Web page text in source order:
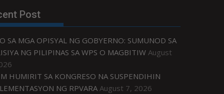
Post
SA MGA OPISYAL NG GOBYERNO: SUMUNOD SA
NG PILIPINAS SA WPS O MAGBITIW August
HUMIRIT SA KONGRESO NA SUSPENDIHIN
NG RPVARA August 7, 2026